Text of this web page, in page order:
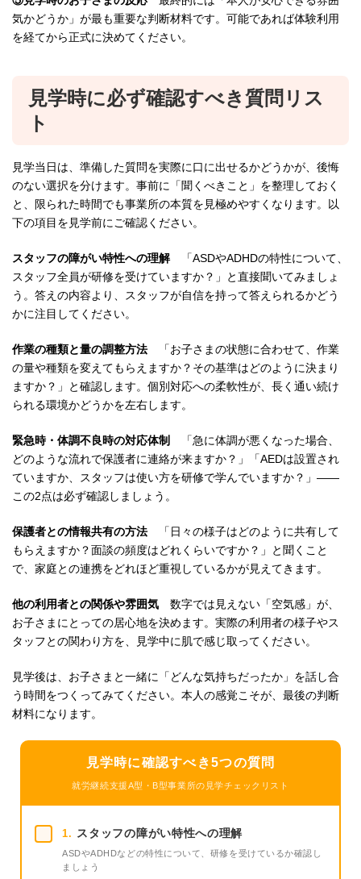
気かどうか」が最も重要な判断材料です。可能であれば体験利用
を経てから正式に決めてください。
見学時に必ず確認すべき質問リス
ト
見学当日は、準備した質問を実際に口に出せるかどうかが、後悔
のない選択を分けます。事前に「聞くべきこと」を整理しておく
と、限られた時間でも事業所の本質を見極めやすくなります。以
下の項目を見学前にご確認ください。
スタッフの障がい特性への理解「ASDやADHDの特性について、
スタッフ全員が研修を受けていますか？」と直接聞いてみましょ
う。答えの内容より、スタッフが自信を持って答えられるかどう
かに注目してください。
作業の種類と量の調整方法 「お子さまの状態に合わせて、作業
の量や種類を変えてもらえますか？その基準はどのように決まり
ますか？」と確認します。個別対応への柔軟性が、長く通い続け
られる環境かどうかを左右します。
緊急時・体調不良時の対応体制
「急に体調が悪くなった場合、
どのような流れで保護者に連絡が来ますか？」「AEDは設置され
ていますか、スタッフは使い方を研修で学んでいますか？」——
この2点は必ず確認しましょう。
保護者との情報共有の方法 「日々の様子はどのように共有して
もらえますか？面談の頻度はどれくらいですか？」と聞くこと
で、家庭との連携をどれほど重視しているかが見えてきます。
他の利用者との関係や雰囲気 数字では見えない「空気感」が、
お子さまにとっての居心地を決めます。実際の利用者の様子やス
タッフとの関わり方を、見学中に肌で感じ取ってください。
見学後は、お子さまと一緒に「どんな気持ちだったか」を話し合
う時間をつくってみてください。本人の感覚こそが、最後の判断
材料になります。
見学時に確認すべき5つの質問
就労継続支援A型・B型事業所の見学チェックリスト
1. スタッフの障がい特性への理解
ASDやADHDなどの特性について、研修を受けているか確認し
ましょう